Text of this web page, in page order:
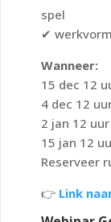
spel
✔
Wanneer:
15 dec 12
4 dec 12
2 jan 12 uur
15 jan 12
Reserveer
👉 Link